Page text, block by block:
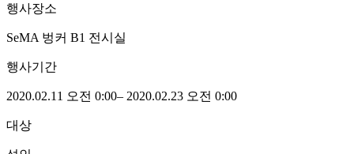
행사장소
SeMA 벙커 B1 전시실
행사기간
2020.02.11 오전 0:00– 2020.02.23 오전 0:00
대상